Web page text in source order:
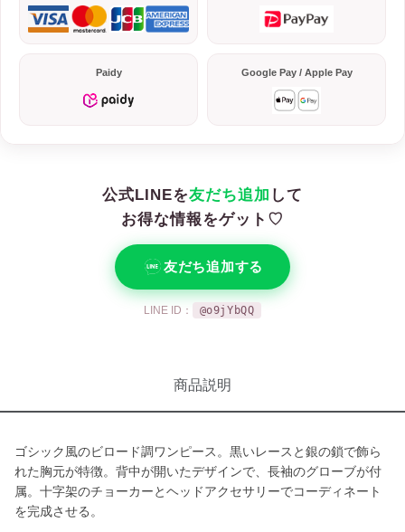
Paidy Google Pay / Apple Pay
公式LINEを友だち追加 して
お得な情報をゲット♡
友だち追加する
LINE ID： @o9jYbQQ
商品説明
ゴシック風のビロード調ワンピース。黒いレースと銀の鎖で飾ら
れた胸元が特徴。背中が開いたデザインで、長袖のグローブが付
属。十字架のチョーカーとヘッドアクセサリーでコーディネート
を完成させる。